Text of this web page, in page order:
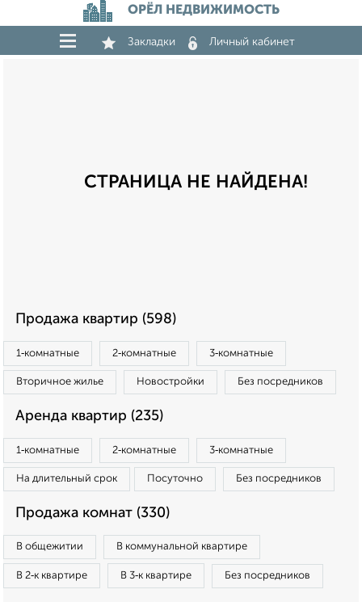
ОРЁЛ НЕДВИЖИМОСТЬ
Закладки Личный кабинет
СТРАНИЦА НЕ НАЙДЕНА!
Продажа квартир (598)
1‑комнатные 2‑комнатные 3‑комнатные
Вторичное жилье Новостройки Без посредников
Аренда квартир (235)
1‑комнатные 2‑комнатные 3‑комнатные
На длительный срок Посуточно Без посредников
Продажа комнат (330)
В общежитии В коммунальной квартире
В 2‑к квартире В 3‑к квартире Без посредников